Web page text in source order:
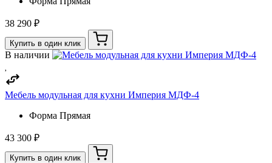
38 290 ₽
Купить в один клик
В наличии
Мебель модульная для кухни Империя МДФ-4
Форма Прямая
43 300 ₽
Купить в один клик